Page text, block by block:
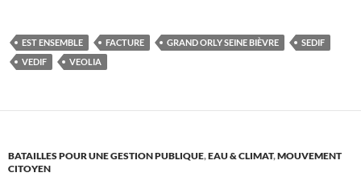
EST ENSEMBLE FACTURE GRAND ORLY SEINE BIÈVRE
SEDIF
VEDIF
VEOLIA
BATAILLES POUR UNE GESTION PUBLIQUE,EAU & CLIMAT,MOUVEMENT
CITOYEN